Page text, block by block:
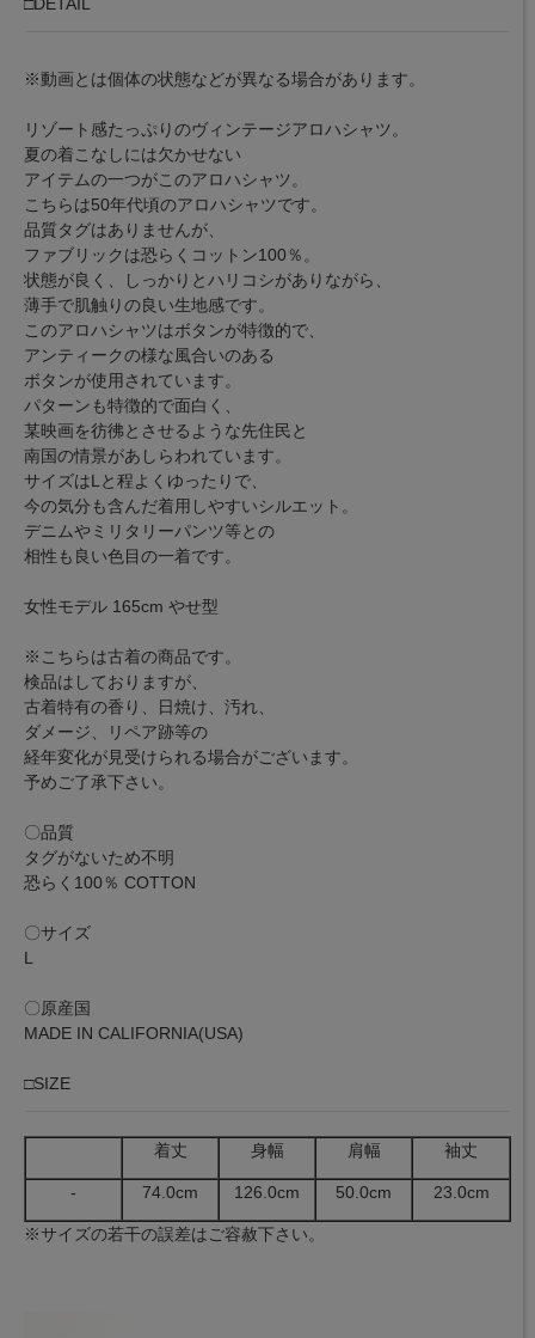
※動画とは個体の状態などが異なる場合があります。
リゾート感たっぷりのヴィンテージアロハシャツ。
夏の着こなしには欠かせない
アイテムの一つがこのアロハシャツ。
こちらは50年代頃のアロハシャツです。
品質タグはありませんが、
ファブリックは恐らくコットン100％。
状態が良く、しっかりとハリコシがありながら、
薄手で肌触りの良い生地感です。
このアロハシャツはボタンが特徴的で、
アンティークの様な風合いのある
ボタンが使用されています。
パターンも特徴的で面白く、
某映画を彷彿とさせるような先住民と
南国の情景があしらわれています。
サイズはLと程よくゆったりで、
今の気分も含んだ着用しやすいシルエット。
デニムやミリタリーパンツ等との
相性も良い色目の一着です。
女性モデル 165cm やせ型
※こちらは古着の商品です。
検品はしておりますが、
古着特有の香り、日焼け、汚れ、
ダメージ、リペア跡等の
経年変化が見受けられる場合がございます。
予めご了承下さい。
〇品質
タグがないため不明
恐らく100％ COTTON
〇サイズ
L
〇原産国
MADE IN CALIFORNIA(USA)
□SIZE
着丈 身幅 肩幅 袖丈
- 74.0cm 126.0cm 50.0cm 23.0cm
※サイズの若干の誤差はご容赦下さい。